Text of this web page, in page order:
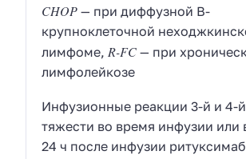
CHOP — при диффузной В-
крупноклеточной
лимфоме,R-FC — при
лимфолейкозе
Инфузионные реакции 3-й и 4-
тяжести во время инфузии или
24 ч после инфузии